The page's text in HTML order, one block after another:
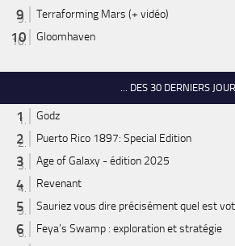
Terraforming Mars (+ vidéo)
Gloomhaven
... DES 30 DERNIERS
Godz
Puerto Rico 1897: Special Edition
Age of Galaxy - édition 2025
Revenant
Sauriez vous dire précisément quel est
Feya’s Swamp : exploration et stratégie